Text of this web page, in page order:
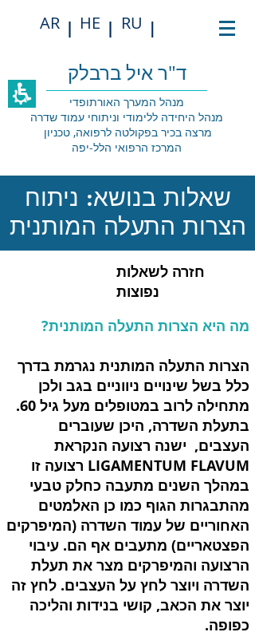
אנטר
כדי
לעבור
|
RU
|
HE
|
AR
ד"ר איל ברבלק
מנהל המערך האורתופדי
מנהל היחידה ללימודי וניתוחי עמוד שדרה
מרצה בכיר בפקולטה לרפואה, טכניון
המרכז הרפואי הלל-יפה
שאלות בנושא: ניתוח
הצרות התעלה המותנית
חזרה לשאלות
נפוצות
מה היא הצרות התעלה המותנית?
הצרות התעלה המותנית נגרמת בדרך
כלל בשל שינויים ניווניים בגב ולכן
מתחילה לרוב במטופלים מעל גיל 60.
בתעלת השדרה, היכן שעוברים
העצבים, ישנה רצועה הנקראת
LIGAMENTUM FLAVUM רצועה זו
במהלך השנים מתעבה כחלק טבעי
מהתבגרות הגוף כמו כן האלמטים
האחוריים של עמוד השדרה (המיפרקים
הפצטאריים) מתעבים אף הם. עיבוי
הרצועה והמיפרקים מצר את תעלת
השדרה ויוצר לחץ על העצבים. לחץ זה
יוצר את הכאב, קושי בנידות והליכה
כפופה.